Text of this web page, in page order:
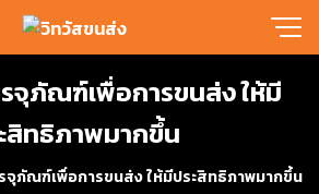
รจุภัณฑ์เพื่อการขนส่ง ให้มี
สิทธิภาพมากขึ้น
รจุภัณฑ์เพื่อการขนส่ง ให้มีประสิทธิภาพมากขึ้น